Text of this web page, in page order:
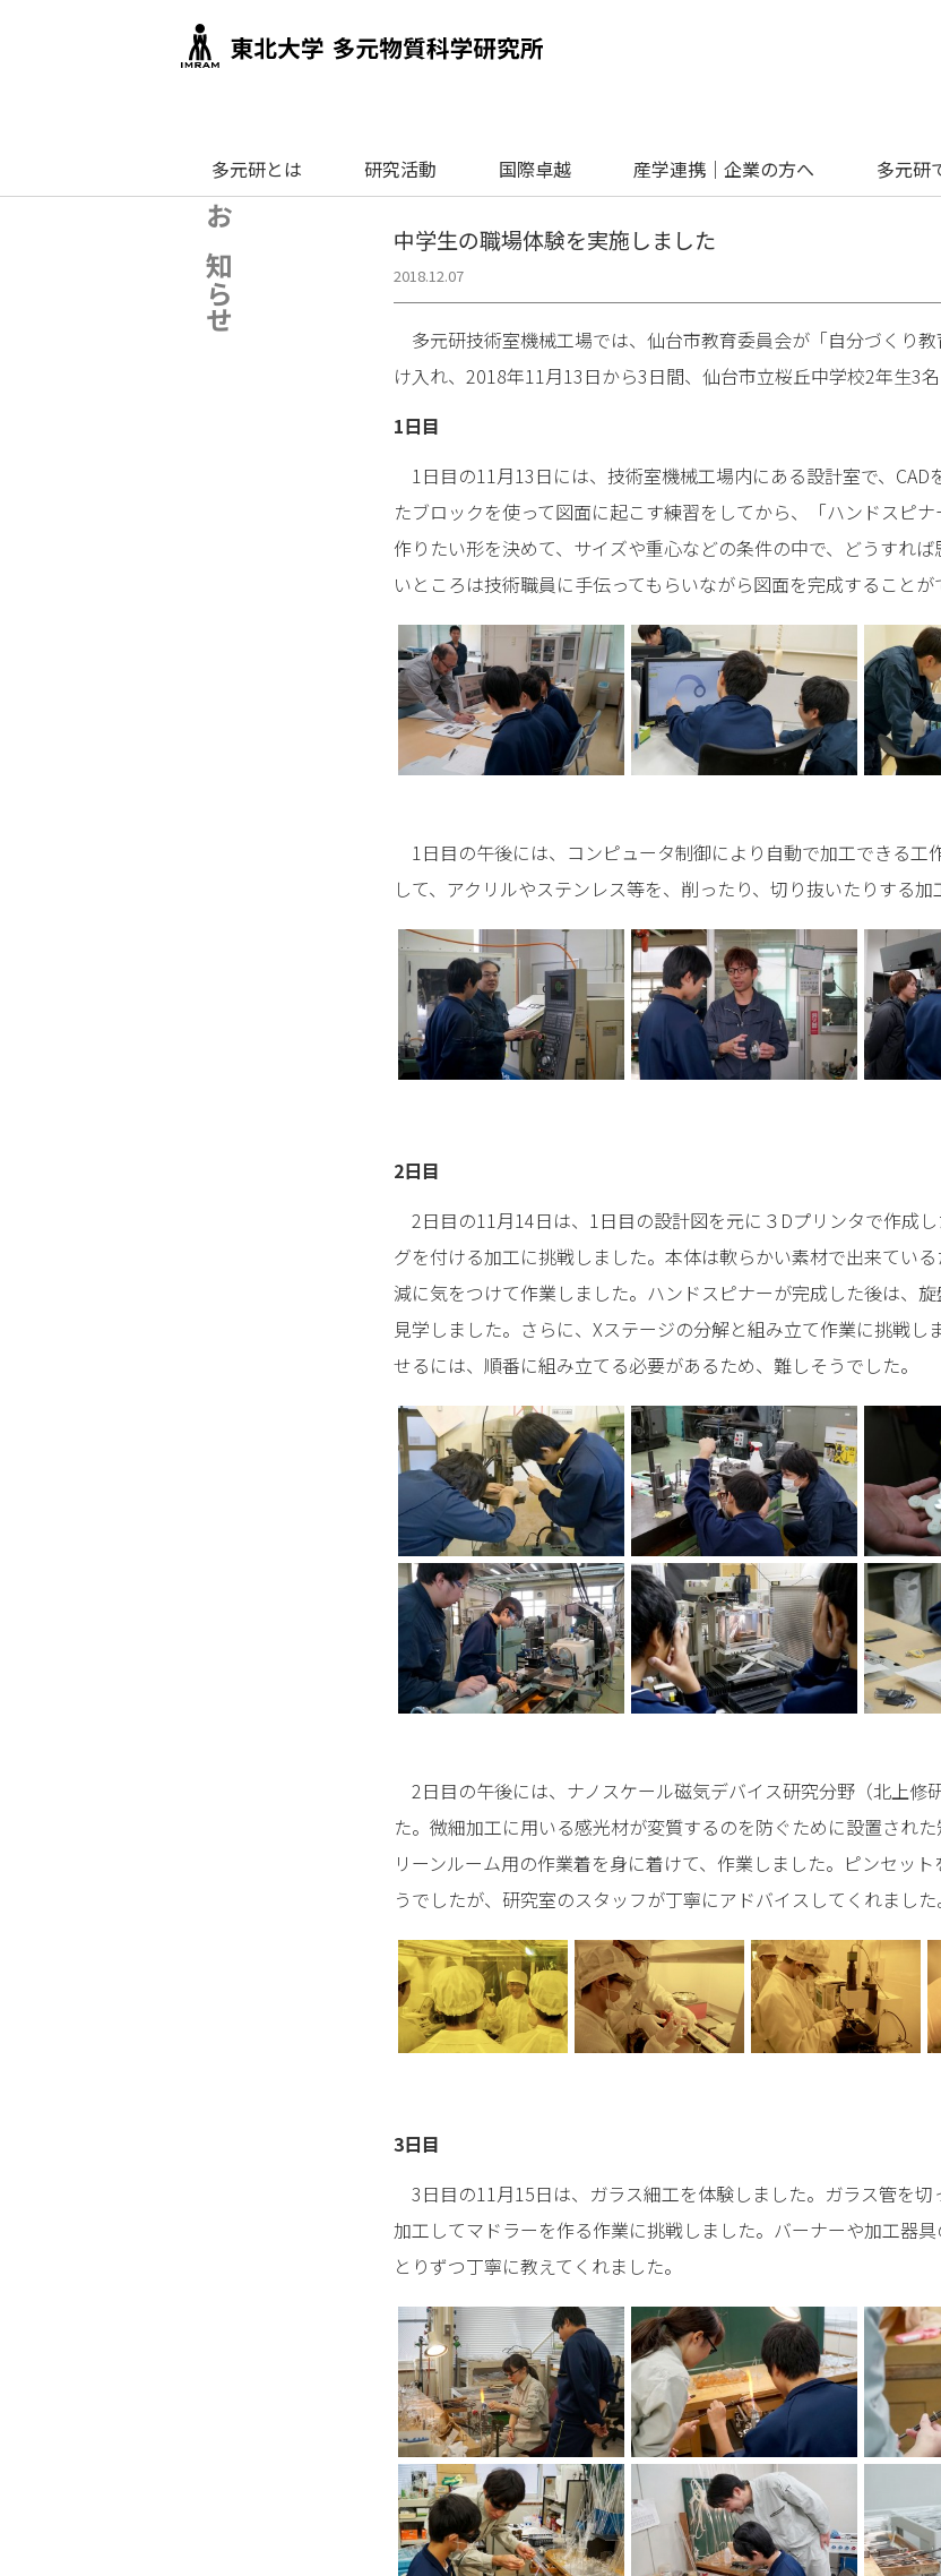
多元研とは 研究活動 国際卓越 産学連携｜企業の方へ 多元研
お知らせ 中学生の職場体験を実施しました
2018.12.07
多元研技術室機械工場では、仙台市教育委員会が「自分づくり
け入れ、2018年11月13日から3日間、仙台市立桜丘中学校2年生3
1日目
1日目の11月13日には、技術室機械工場内にある設計室で、
たブロックを使って図面に起こす練習をしてから、「ハンドスピ
作りたい形を決めて、サイズや重心などの条件の中で、どうすれ
いところは技術職員に手伝ってもらいながら図面を完成することが
1日目の午後には、コンピュータ制御により自動で加工できる工
して、アクリルやステンレス等を、削ったり、切り抜いたりする加
2日目
2日目の11月14日は、1日目の設計図を元に３Dプリンタで作成
グを付ける加工に挑戦しました。本体は軟らかい素材で出来てい
減に気をつけて作業しました。ハンドスピナーが完成した後は、
見学しました。さらに、Xステージの分解と組み立て作業に挑戦
せるには、順番に組み立てる必要があるため、難しそうでした。
2日目の午後には、ナノスケール磁気デバイス研究分野（北上修
た。微細加工に用いる感光材が変質するのを防ぐために設置され
リーンルーム用の作業着を身に着けて、作業しました。ピンセッ
うでしたが、研究室のスタッフが丁寧にアドバイスしてくれました
3日目
3日目の11月15日は、ガラス細工を体験しました。ガラス管を
加工してマドラーを作る作業に挑戦しました。バーナーや加工器
とりずつ丁寧に教えてくれました。